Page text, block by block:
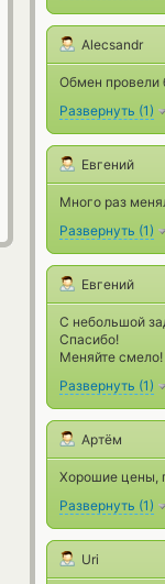
Alecsandr
Обмен провели
Развернуть (1)
Евгений
Много раз
Развернуть (1)
Евгений
С небольшой
Спасибо!
Меняйте смело!
Развернуть (1)
Артём
Хорошие цены,
Развернуть (1)
Uri